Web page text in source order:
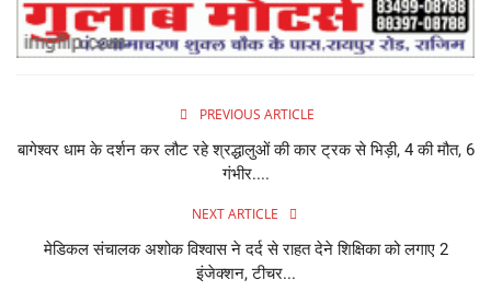
PREVIOUS ARTICLE
बागेश्वर धाम के दर्शन कर लौट रहे श्रद्धालुओं की कार ट्रक से भिड़ी, 4 की मौत, 6
गंभीर....
NEXT ARTICLE
मेडिकल संचालक अशोक विश्वास ने दर्द से राहत देने शिक्षिका को लगाए 2
इंजेक्शन, टीचर...